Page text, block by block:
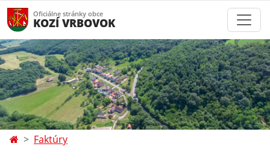
Oficiálne stránky obce
KOZÍ VRBOVOK
Faktúry